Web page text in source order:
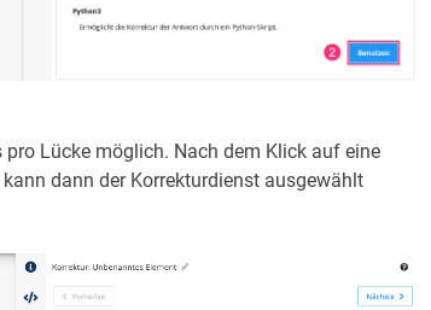
Lücke möglich. Nach dem Klick auf eine
dann der Korrekturdienst ausgewählt